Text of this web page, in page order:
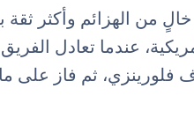
من الهزائم وأكثر ثقة
عندما تعادل الفريق